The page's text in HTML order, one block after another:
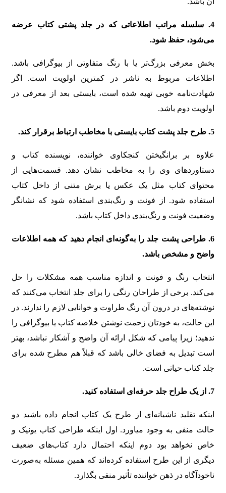
4. سلسله مراتب اطلاعاتی که در جلد پشتی کتاب عرضه
می‌شود، حفظ شود.
بخش معرفی بزرگ‌تر یا با رنگ متفاوتی از بیوگرافی باشد.
اطلاعات مربوط به ناشر در کمترین اولویت است. اگر
شهادت‌نامه خوبی تهیه شده است، بایستی بعد از معرفی در
اولویت دوم باشد.
5. طرح جلد پشت کتاب بایستی با مخاطب ارتباط برقرار کند.
علاوه بر برانگیختن کنجکاوی خواننده، نویسنده کتاب و
دستاوردهای وی را به مخاطب نشان دهد. قسمت‌هایی از
محتوای کتاب مثل یک عکس یا برش متنی از داخل کتاب
استفاده شود. از فونت و رنگ‌بندی استفاده شود که نشانگر
وضعیت فونت و رنگ‌بندی داخل کتاب باشد.
6
.طراحی پشت جلد را به‌گونه‌ای انجام دهید که همه اطلاعات
واضح و مشخص باشد.
انتخاب رنگ و فونت و اندازه مناسب همه مشکلات را حل
می‌کند. برخی از طراحان رنگی را برای جلد انتخاب می‌کنند که
نوشته‌های در درون آن رنگ طراوت و خوانایی لازم را ندارند. در
این حالت، به خودتان زحمت نوشتن خلاصه کتاب یا بیوگرافی را
ندهید؛ زیرا پیامی که شکل ارائه آن واضح و آشکار نباشد، بهتر
است تبدیل به فضای خالی باشد که قبلاً هم مطرح شده برای
جلد کتاب حیاتی است.
7. از یک طراح جلد حرفه‌ای استفاده کنید.
اینکه تقلید ناشیانه‌ای از طرح یک کتاب انجام داده باشید دو
حالت منفی به وجود میاورد. اول اینکه طراحی کتاب یونیک و
خاص نخواهد بود دوم اینکه احتمال دارد کتاب‌های ضعیف
دیگری از این طرح استفاده کرده‌اند که همین مسئله به‌صورت
ناخودآگاه در ذهن خواننده تأثیر منفی بگذارد.